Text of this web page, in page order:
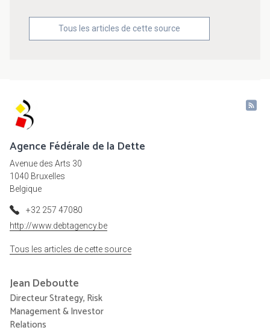
Tous les articles de cette source
Agence Fédérale de la Dette
Avenue des Arts 30
1040 Bruxelles
Belgique
+32 257 47080
http://www.debtagency.be
Tous les articles de cette source
Jean Deboutte
Directeur Strategy, Risk
Management & Investor
Relations